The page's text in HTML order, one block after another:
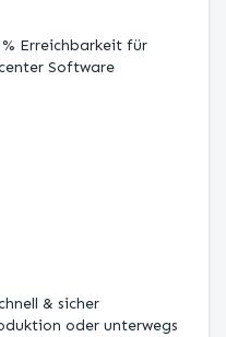
Erreichbarkeit für
Software
& sicher
oder unterwegs